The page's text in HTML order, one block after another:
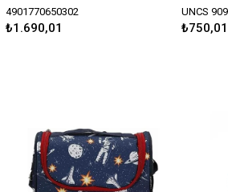
4901770650302
₺1.690,01
UNCS 909
₺750,01